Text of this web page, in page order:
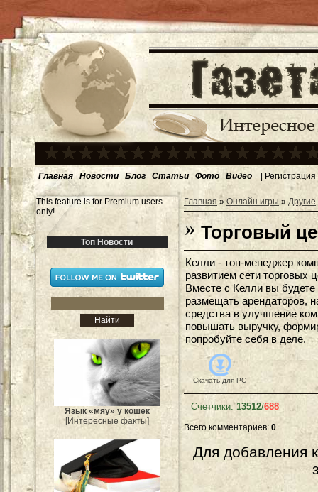
Главная Новости Блог Статьи Фото Видео | Регистрация
This feature is for Premium users
only!
Топ Новости
Язык «мяу» у кошек
[Интересные факты]
Главная » Онлайн игры » Другие
Торговый
Келли - топ-менеджер
развитием сети торговых
Вместе с Келли вы будете
размещать арендаторов,
средства в улучшение
повышать выручку,
попробуйте себя в деле.
Скачать для PC
Счетчики:13512/688
Всего комментариев: 0
Для добавления